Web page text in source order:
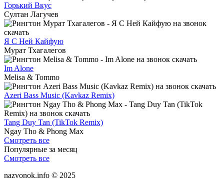
Горький Вкус
Султан Лагучев
Я С Ней Кайфую
Мурат Тхагалегов
Im Alone
Melisa & Tommo
Azeri Bass Music (Kavkaz Remix)
Tang Duy Tan (TikTok Remix)
Ngay Tho & Phong Max
Смотреть все
Популярные за месяц
Смотреть все
nazvonok.info © 2025